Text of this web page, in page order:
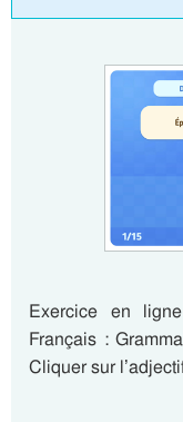
Exercice en
Français :
Cliquer sur